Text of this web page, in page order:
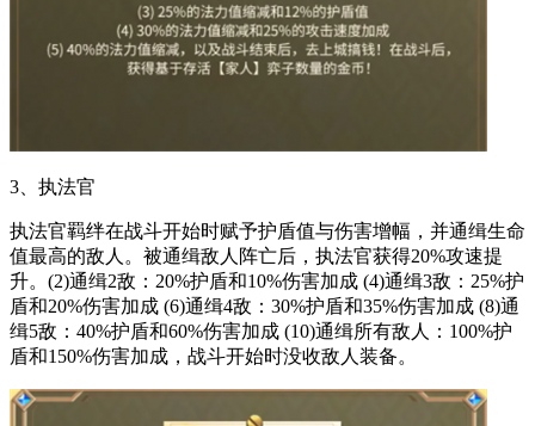
3、执法官
执法官羁绊在战斗开始时赋予护盾值与伤害增幅，并通缉生命
值最高的敌人。被通缉敌人阵亡后，执法官获得20%攻速提
升。(2)通缉2敌：20%护盾和10%伤害加成 (4)通缉3敌：25%护
盾和20%伤害加成 (6)通缉4敌：30%护盾和35%伤害加成 (8)通
缉5敌：40%护盾和60%伤害加成 (10)通缉所有敌人：100%护
盾和150%伤害加成，战斗开始时没收敌人装备。